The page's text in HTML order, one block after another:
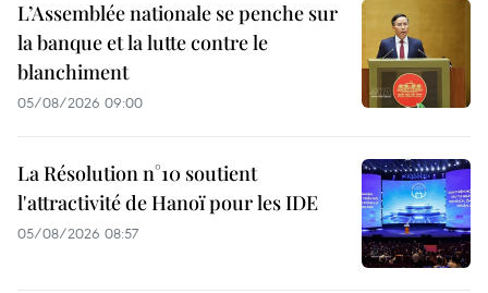
L’Assemblée nationale se penche sur
la banque et la lutte contre le
blanchiment
05/08/2026 09:00
La Résolution n°10 soutient
l'attractivité de Hanoï pour les IDE
05/08/2026 08:57